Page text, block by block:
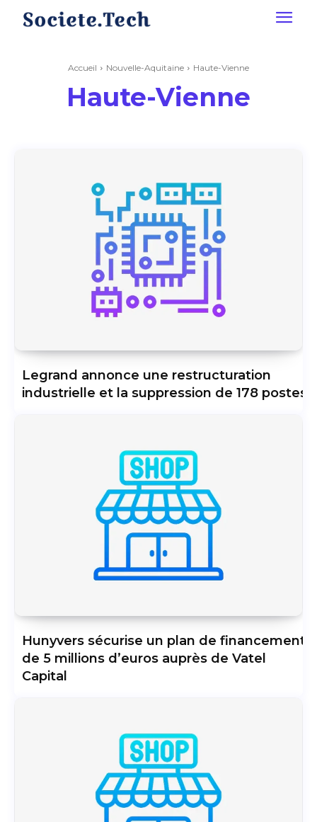
Accueil Nouvelle-Aquitaine Haute-Vienne
Haute-Vienne
Legrand annonce une restructuration
industrielle et la suppression de 178 postes
Hunyvers sécurise un plan de financement
de 5 millions d’euros auprès de Vatel
Capital